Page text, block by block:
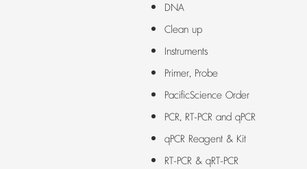
DNA
Clean up
Instruments
Primer, Probe
PacificScience Order
PCR, RT-PCR and qPCR
qPCR Reagent & Kit
RT-PCR & qRT-PCR